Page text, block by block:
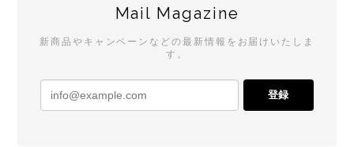
Mail Magazine
新商品やキャンペーンなどの最新情報をお届けいたしま
す。
登録